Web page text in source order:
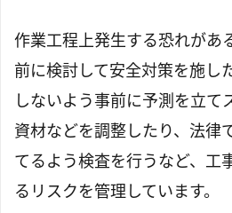
作業工程上発生する恐れがあ
前に検討して安全対策を施し
しないよう事前に予測を立て
資材などを調整したり、法律
てるよう検査を行うなど、工
るリスクを管理しています。